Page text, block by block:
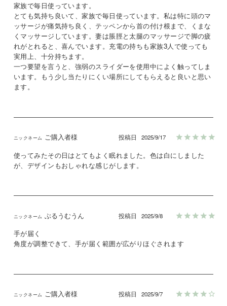
家族で毎日使っています。
とても気持ち良いて、家族で毎日使っています。私は特に頭のマ
ッサージが痛気持ち良く、テッペンから首の付け根まで、くまな
くマッサージしています。妻は脹脛と太腿のマッサージで脚の疲
れがとれると、喜んでいます。充電の持ちも家族3人で使っても
実用上、十分持ちます。
一つ要望を言うと、強弱のスライダーを使用中によく触ってしま
います。もう少し当たりにくい場所にしてもらえると良いと思い
ます。
ご購入者様 投稿日 2025/9/17
使ってみたその日はとてもよく眠れました。色は白にしました
が、デザインもおしゃれな感じがします。
ぶるうむうん 投稿日 2025/9/8
手が届く
角度が調整できて、手が届く範囲が広がりほぐされます
ご購入者様 投稿日 2025/9/7